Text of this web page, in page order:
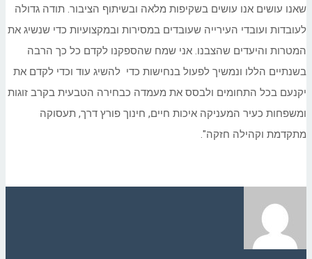
שאנו עושים אנו עושים בשקיפות מלאה ובשיתוף הציבור. תודה גדולה
לעובדות ועובדי העירייה שעובדים במסירות ובמקצועיות כדי שנשיג את
המטרות והיעדים שהצבנו. אני שמח שהספקנו לקדם כל כך הרבה
בשנתיים הללו ונמשיך לפעול בנחישות כדי להשיג עוד וכדי לקדם את
יקנעם בכל התחומים ולבסס את מעמדה כבחירה הטבעית בקרב זוגות
ומשפחות כעיר המעניקה איכות חיים, חינוך פורץ דרך, תעסוקה
מתקדמת וקהילה חזקה".